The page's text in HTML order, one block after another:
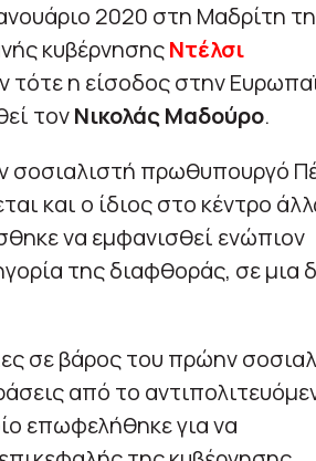
2020 στη Μαδρίτη τη
κυβέρνησηςΝτέλσι
τότε η είσοδος στην
τονΝικολάς Μαδούρο.
σοσιαλιστή πρωθυπουργό
και ο ίδιος στο κέντρο
να εμφανισθεί ενώπιον
της διαφθοράς, σε μια
σε βάρος του πρώην
από το
επωφελήθηκε για να